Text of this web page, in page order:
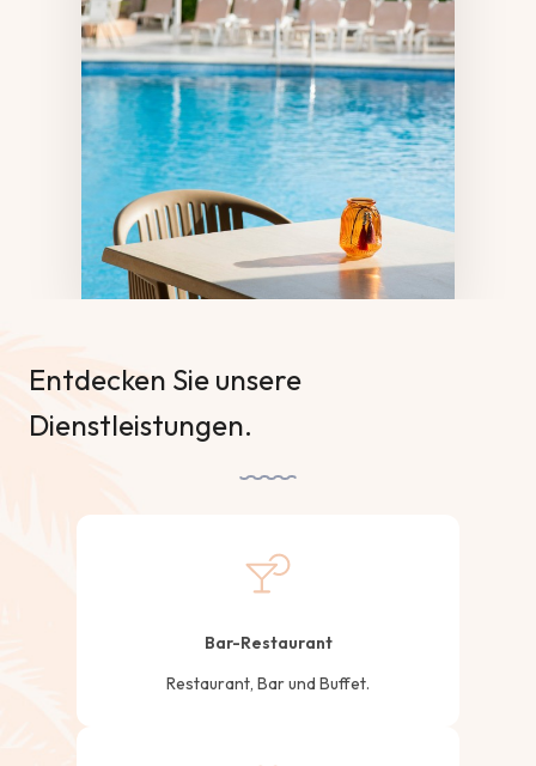
Entdecken Sie unsere
Dienstleistungen.
Bar-Restaurant
Restaurant, Bar und Buffet.